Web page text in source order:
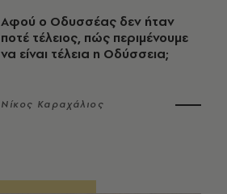
Αφού ο Οδυσσέας δεν ήταν
ποτέ τέλειος, πώς περιμένουμε
να είναι τέλεια η Οδύσσεια;
Νίκος Καραχάλιος